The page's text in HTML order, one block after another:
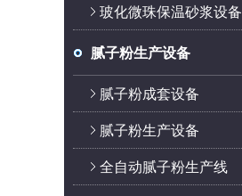
玻化微珠保温砂浆设备
腻子粉生产设备
腻子粉成套设备
腻子粉生产设备
全自动腻子粉生产线